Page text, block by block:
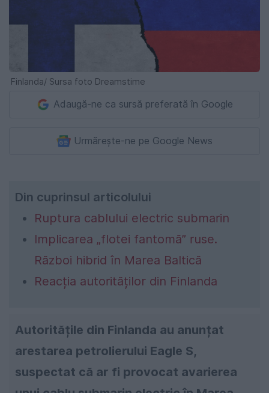
Finlanda/ Sursa foto Dreamstime
Adaugă-ne ca sursă preferată în Google
Urmărește-ne pe Google News
Din cuprinsul articolului
Ruptura cablului electric submarin
Implicarea „flotei fantomă” ruse.
Război hibrid în Marea Baltică
Reacția autorităților din Finlanda
Autoritățile din Finlanda au anunțat
arestarea petrolierului Eagle S,
suspectat că ar fi provocat avarierea